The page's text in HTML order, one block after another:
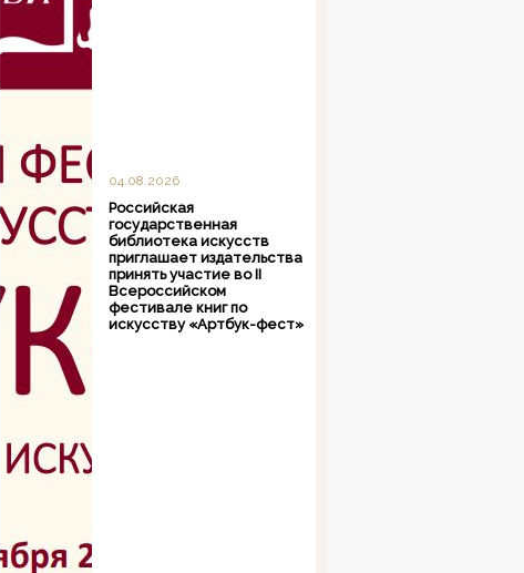
04.08.2026
Российская
государственная
библиотека искусств
приглашает издательства
принять участие во II
Всероссийском
фестивале книг по
искусству «Артбук-фест»